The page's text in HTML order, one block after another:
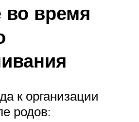
во время
к организации
родов: